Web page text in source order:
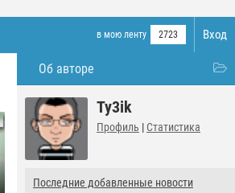
Вход
в мою ленту 2723
Об авторе
Ty3ik
Профиль | Статистика
Последние добавленные новости